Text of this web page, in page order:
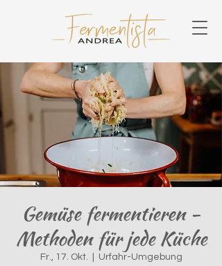
Gemüse fermentieren -
Methoden für jede Küche
Fr., 17. Okt. Urfahr-Umgebung